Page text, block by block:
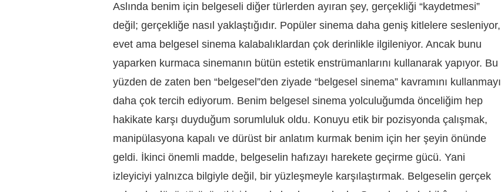
Aslında benim için belgeseli diğer türlerden ayıran şey, gerçekliği “kaydetmesi”
değil; gerçekliğe nasıl yaklaştığıdır. Popüler sinema daha geniş kitlelere sesleniyor,
evet ama belgesel sinema kalabalıklardan çok derinlikle ilgileniyor. Ancak bunu
yaparken kurmaca sinemanın bütün estetik enstrümanlarını kullanarak yapıyor. Bu
yüzden de zaten ben “belgesel”den ziyade “belgesel sinema” kavramını kullanmayı
daha çok tercih ediyorum. Benim belgesel sinema yolculuğumda önceliğim hep
hakikate karşı duyduğum sorumluluk oldu. Konuyu etik bir pozisyonda çalışmak,
manipülasyona kapalı ve dürüst bir anlatım kurmak benim için her şeyin önünde
geldi. İkinci önemli madde, belgeselin hafızayı harekete geçirme gücü. Yani
izleyiciyi yalnızca bilgiyle değil, bir yüzleşmeyle karşılaştırmak. Belgeselin gerçek